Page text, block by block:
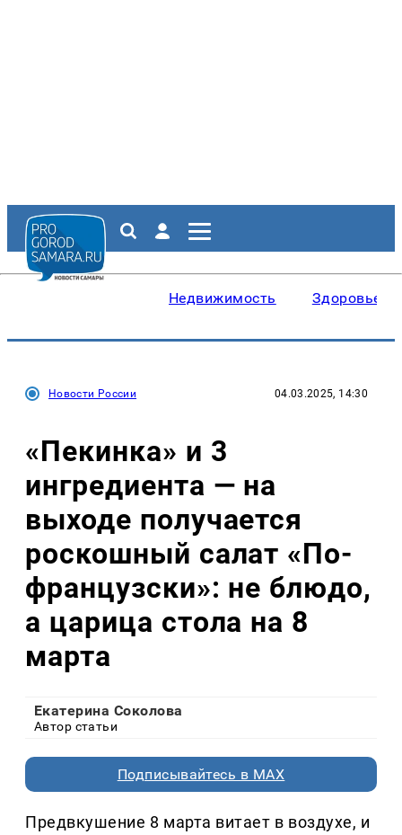
Недвижимость Здоровье
Новости России 04.03.2025, 14:30
«Пекинка» и 3
ингредиента — на
выходе получается
роскошный салат «По-
французски»: не блюдо,
а царица стола на 8
марта
Екатерина Соколова
Автор статьи
Подписывайтесь в MAX
Предвкушение 8 марта витает в воздухе, и